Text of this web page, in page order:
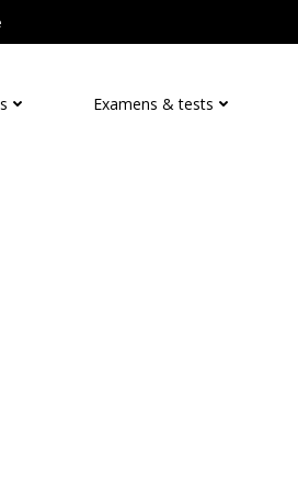
Examens & tests